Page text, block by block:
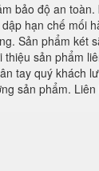
bảo độ an
hạn chế mối
Sản phẩm két
sản phẩm
tay quý khách
sản phẩm.